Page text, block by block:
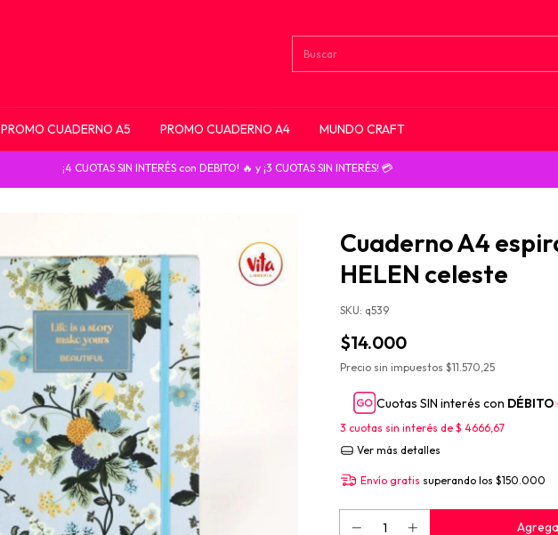
PROMO CUADERNO A5 PROMO CUADERNO A4 MUNDO CRAFT
¡4 CUOTAS SIN INTERÉS con DEBITO! 🔥 y ¡3 CUOTAS SIN INTERÉS! 💳
Cuaderno A4
HELEN celeste
SKU: q539
$14.000
Precio sin impuestos $11.570,25
Cuotas SIN interés con DÉBITO
3 cuotas sin interés de $ 4666,67
Ver más detalles
Envío gratis superando los $150.000